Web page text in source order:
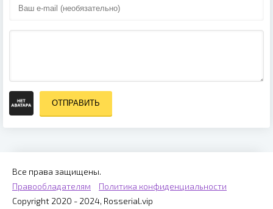
ОТПРАВИТЬ
Все права защищены.
Правообладателям
Политика конфиденциальности
Copyright 2020 - 2024, Rosserial.vip